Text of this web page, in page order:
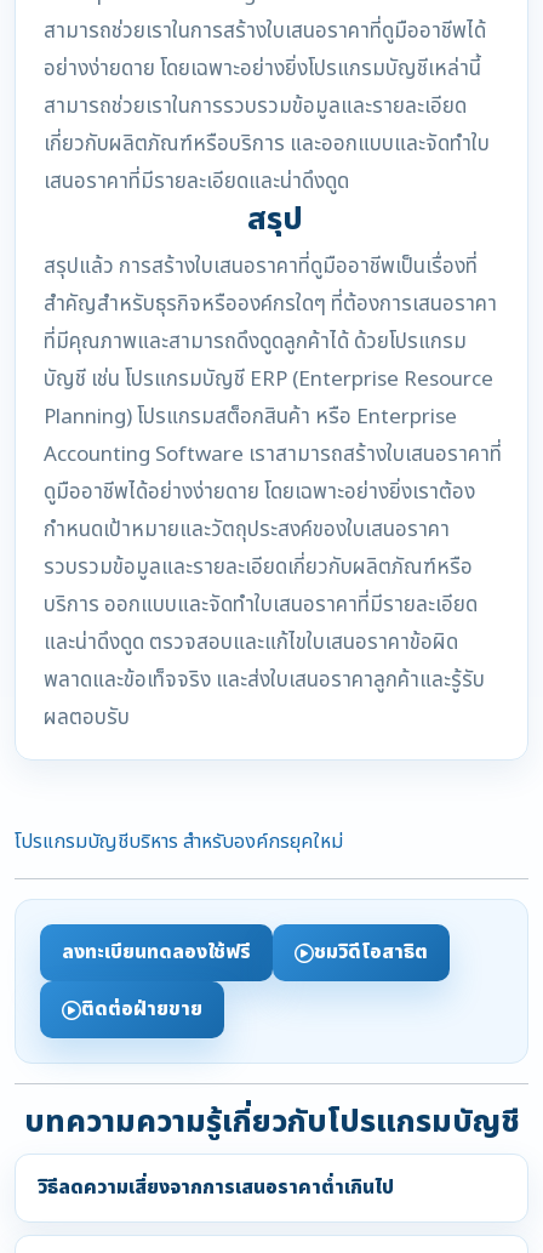
สามารถช่วยเราในการสร้างใบเสนอราคาที่ดูมืออาชีพได้
อย่างง่ายดาย โดยเฉพาะอย่างยิ่งโปรแกรมบัญชีเหล่านี้
สามารถช่วยเราในการรวบรวมข้อมูลและรายละเอียด
เกี่ยวกับผลิตภัณฑ์หรือบริการ และออกแบบและจัดทำใบ
เสนอราคาที่มีรายละเอียดและน่าดึงดูด
สรุป
สรุปแล้ว การสร้างใบเสนอราคาที่ดูมืออาชีพเป็นเรื่องที่
สำคัญสำหรับธุรกิจหรือองค์กรใดๆ ที่ต้องการเสนอราคา
ที่มีคุณภาพและสามารถดึงดูดลูกค้าได้ ด้วยโปรแกรม
บัญชี เช่น โปรแกรมบัญชี ERP (Enterprise Resource
Planning) โปรแกรมสต็อกสินค้า หรือ Enterprise
Accounting Software เราสามารถสร้างใบเสนอราคาที่
ดูมืออาชีพได้อย่างง่ายดาย โดยเฉพาะอย่างยิ่งเราต้อง
กำหนดเป้าหมายและวัตถุประสงค์ของใบเสนอราคา
รวบรวมข้อมูลและรายละเอียดเกี่ยวกับผลิตภัณฑ์หรือ
บริการ ออกแบบและจัดทำใบเสนอราคาที่มีรายละเอียด
และน่าดึงดูด ตรวจสอบและแก้ไขใบเสนอราคาข้อผิด
พลาดและข้อเท็จจริง และส่งใบเสนอราคาลูกค้าและรู้รับ
ผลตอบรับ
โปรแกรมบัญชีบริหาร สำหรับองค์กรยุคใหม่
ลงทะเบียนทดลองใช้ฟรี
ชมวิดีโอสาธิต
ติดต่อฝ่ายขาย
บทความความรู้เกี่ยวกับโปรแกรมบัญชี
วิธีลดความเสี่ยงจากการเสนอราคาต่ำเกินไป